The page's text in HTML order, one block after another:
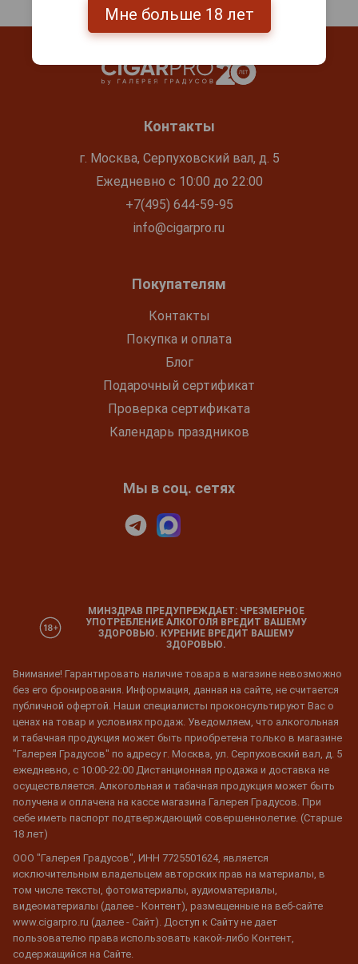
Контакты
г. Москва, Серпуховский вал, д. 5
Ежедневно с 10:00 до 22:00
+7(495) 644-59-95
info@cigarpro.ru
Покупателям
Контакты
Покупка и оплата
Блог
Подарочный сертификат
Проверка сертификата
Календарь праздников
Мы в соц. сетях
МИНЗДРАВ ПРЕДУПРЕЖДАЕТ: ЧРЕЗМЕРНОЕ
УПОТРЕБЛЕНИЕ АЛКОГОЛЯ ВРЕДИТ ВАШЕМУ
ЗДОРОВЬЮ. КУРЕНИЕ ВРЕДИТ ВАШЕМУ
ЗДОРОВЬЮ.
Внимание! Гарантировать наличие товара в магазине невозможно
без его бронирования. Информация, данная на сайте, не считается
публичной офертой. Наши специалисты проконсультируют Вас о
ценах на товар и условиях продаж. Уведомляем, что алкогольная
и табачная продукция может быть приобретена только в магазине
"Галерея Градусов" по адресу г. Москва, ул. Серпуховский вал, д. 5
ежедневно, с 10:00-22:00 Дистанционная продажа и доставка не
осуществляется. Алкогольная и табачная продукция может быть
получена и оплачена на кассе магазина Галерея Градусов. При
себе иметь паспорт подтверждающий совершеннолетие. (Старше
18 лет)
ООО "Галерея Градусов", ИНН 7725501624, является
исключительным владельцем авторских прав на материалы, в
том числе тексты, фотоматериалы, аудиоматериалы,
видеоматериалы (далее - Контент), размещенные на веб-сайте
www.cigarpro.ru (далее - Сайт). Доступ к Сайту не дает
пользователю права использовать какой-либо Контент,
содержащийся на Сайте.
Мне больше 18 лет